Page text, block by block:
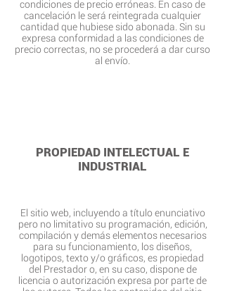
condiciones de precio erróneas. En caso de
cancelación le será reintegrada cualquier
cantidad que hubiese sido abonada. Sin su
expresa conformidad a las condiciones de
precio correctas, no se procederá a dar curso
al envío.
PROPIEDAD INTELECTUAL E
INDUSTRIAL
El sitio web, incluyendo a título enunciativo
pero no limitativo su programación, edición,
compilación y demás elementos necesarios
para su funcionamiento, los diseños,
logotipos, texto y/o gráficos, es propiedad
del Prestador o, en su caso, dispone de
licencia o autorización expresa por parte de